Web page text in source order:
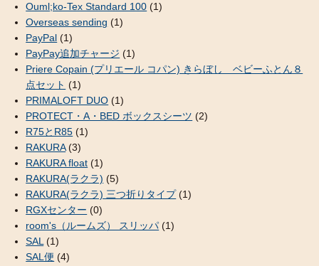
Ouml;ko-Tex Standard 100 (1)
Overseas sending (1)
PayPal (1)
PayPay追加チャージ (1)
Priere Copain (プリエール コパン) きらぼし ベビーふとん８
点セット (1)
PRIMALOFT DUO (1)
PROTECT・A・BED ボックスシーツ (2)
R75とR85 (1)
RAKURA(3)
RAKURA float (1)
RAKURA(ラクラ) (5)
RAKURA(ラクラ) 三つ折りタイプ(1)
RGXセンター (0)
room's（ルームズ） スリッパ (1)
SAL (1)
SAL便 (4)